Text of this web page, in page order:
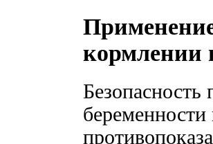
кормлении
беременности